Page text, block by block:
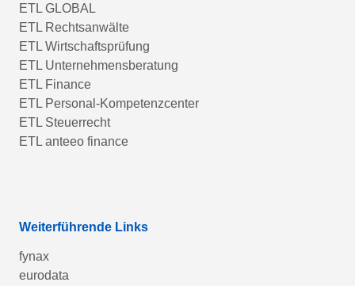
ETL GLOBAL
ETL Rechtsanwälte
ETL Wirtschaftsprüfung
ETL Unternehmensberatung
ETL Finance
ETL Personal-Kompetenzcenter
ETL Steuerrecht
ETL anteeo finance
Weiterführende Links
fynax
eurodata